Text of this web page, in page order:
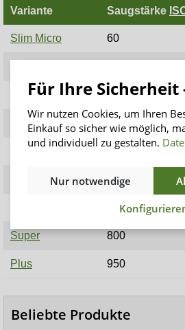
Variante Saugstärke
Slim Micro 60
Slim Mini 230
Slim Mini Plus 300
360
Slim Extra 470
590
Super 800
Plus 950
Beliebte Produkte
Für Ihre Sicherheit
Wir nutzen Cookies, um Ihren
Einkauf so sicher wie möglich,
und individuell zu gestalten.
Nur notwendige